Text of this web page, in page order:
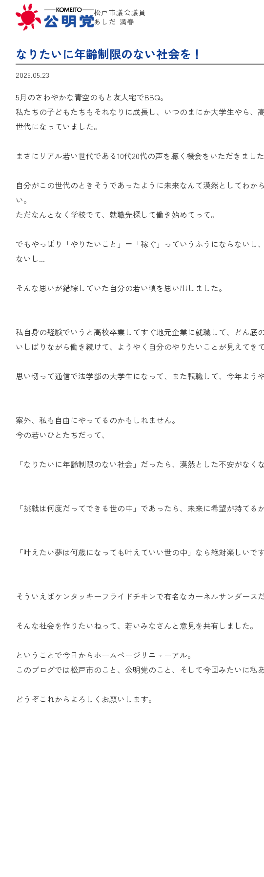
松戸市議会議員
あしだ 満春
なりたいに年齢制限のない社会を！
2025.05.23
5月のさわやかな青空のもと友人宅でBBQ。
私たちの子どもたちもそれなりに成長し、いつのまにか大学生やら、
世代になっていました。
まさにリアル若い世代である10代20代の声を聴く機会をいただきました
自分がこの世代のときそうであったように未来なんて漠然としてわか
い。
ただなんとなく学校でて、就職先探して働き始めてって。
でもやっぱり「やりたいこと」＝「稼ぐ」っていうふうにならない
ないし...
そんな思いが錯綜していた自分の若い頃を思い出しました。
私自身の経験でいうと高校卒業してすぐ地元企業に就職して、どん底
いしばりながら働き続けて、ようやく自分のやりたいことが見えてきて
思い切って通信で法学部の大学生になって、また転職して、今年よう
案外、私も自由にやってるのかもしれません。
今の若いひとたちだって、
「なりたいに年齢制限のない社会」だったら、漠然とした不安がなく
「挑戦は何度だってできる世の中」であったら、未来に希望が持てる
「叶えたい夢は何歳になっても叶えていい世の中」なら絶対楽しいです
そういえばケンタッキーフライドチキンで有名なカーネルサンダース
そんな社会を作りたいねって、若いみなさんと意見を共有しました。
ということで今日からホームページリニューアル。
このブログでは松戸市のこと、公明党のこと、そして今回みたいに私
どうぞこれからよろしくお願いします。